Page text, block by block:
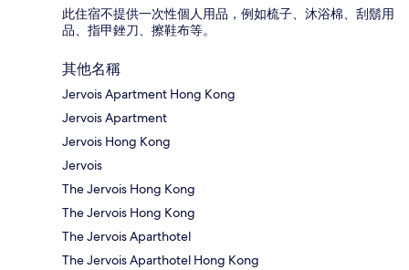
此住宿不提供一次性個人用品，例如梳子、沐浴棉、刮鬍用
品、指甲銼刀、擦鞋布等。
其他名稱
Jervois Apartment Hong Kong
Jervois Apartment
Jervois Hong Kong
Jervois
The Jervois Hong Kong
The Jervois Hong Kong
The Jervois Aparthotel
The Jervois Aparthotel Hong Kong